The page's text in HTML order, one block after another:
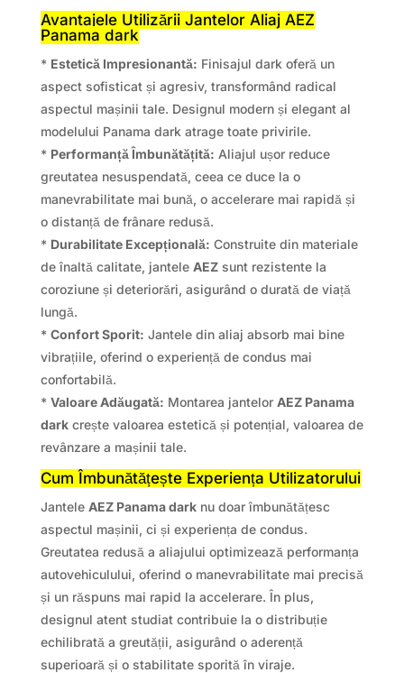
Avantajele Utilizării Jantelor Aliaj AEZ
Panama dark
* Estetică Impresionantă: Finisajul dark oferă un
aspect sofisticat și agresiv, transformând radical
aspectul mașinii tale. Designul modern și elegant al
modelului Panama dark atrage toate privirile.
* Performanță Îmbunătățită: Aliajul ușor reduce
greutatea nesuspendată, ceea ce duce la o
manevrabilitate mai bună, o accelerare mai rapidă și
o distanță de frânare redusă.
* Durabilitate Excepțională: Construite din materiale
de înaltă calitate, jantele AEZsunt rezistente la
coroziune și deteriorări, asigurând o durată de viață
lungă.
* Confort Sporit: Jantele din aliaj absorb mai bine
vibrațiile, oferind o experiență de condus mai
confortabilă.
* Valoare Adăugată: Montarea jantelor AEZ Panama
darkcrește valoarea estetică și potențial, valoarea de
revânzare a mașinii tale.
Cum Îmbunătățește Experiența Utilizatorului
Jantele AEZ Panama darknu doar îmbunătățesc
aspectul mașinii, ci și experiența de condus.
Greutatea redusă a aliajului optimizează performanța
autovehiculului, oferind o manevrabilitate mai precisă
și un răspuns mai rapid la accelerare. În plus,
designul atent studiat contribuie la o distribuție
echilibrată a greutății, asigurând o aderență
superioară și o stabilitate sporită în viraje.